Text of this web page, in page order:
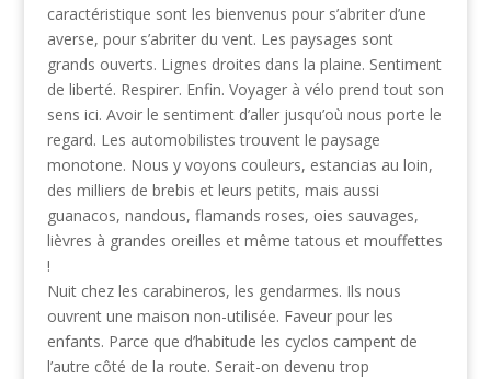
caractéristique sont les bienvenus pour s’abriter d’une
averse, pour s’abriter du vent. Les paysages sont
grands ouverts. Lignes droites dans la plaine. Sentiment
de liberté. Respirer. Enfin. Voyager à vélo prend tout son
sens ici. Avoir le sentiment d’aller jusqu’où nous porte le
regard. Les automobilistes trouvent le paysage
monotone. Nous y voyons couleurs, estancias au loin,
des milliers de brebis et leurs petits, mais aussi
guanacos, nandous, flamands roses, oies sauvages,
lièvres à grandes oreilles et même tatous et mouffettes
!
Nuit chez les carabineros, les gendarmes. Ils nous
ouvrent une maison non-utilisée. Faveur pour les
enfants. Parce que d’habitude les cyclos campent de
l’autre côté de la route. Serait-on devenu trop